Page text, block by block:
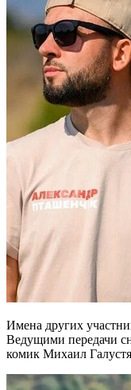
Имена других
Ведущими передачи
комик Михаил